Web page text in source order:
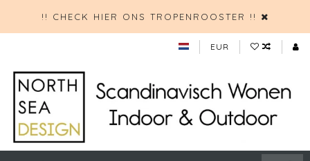
!! CHECK HIER ONS TROPENROOSTER !!
EUR